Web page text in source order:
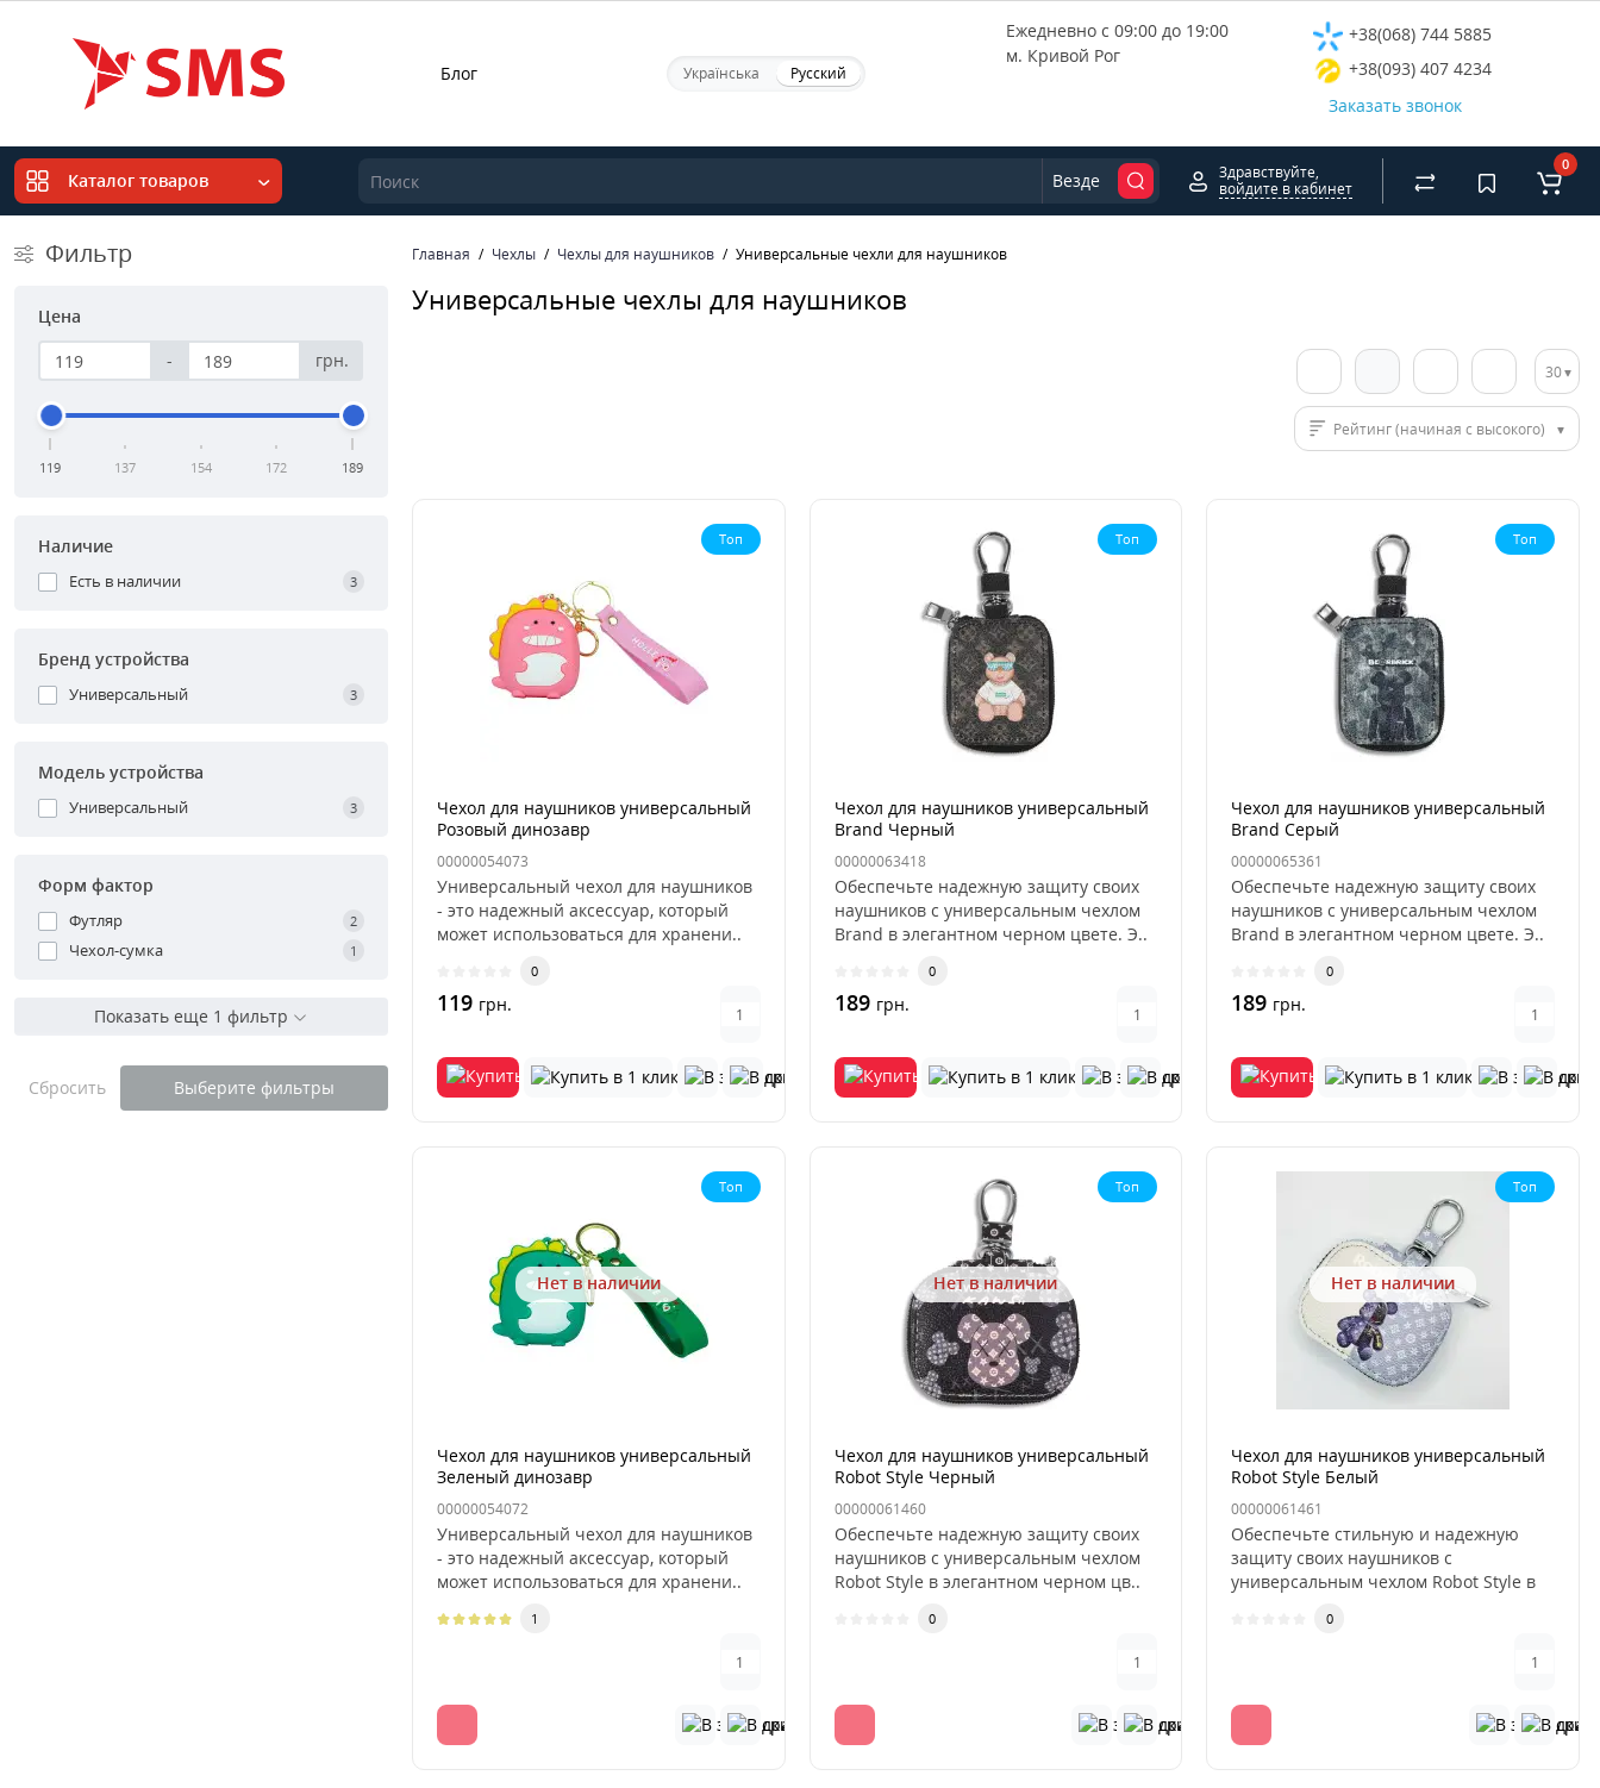
Блог Українська Русский
Ежедневно с 09:00 до 19:00
м. Кривой Рог
+38(068) 744 5885
+38(093) 407 4234
Заказать звонок
Каталог товаров Везде
Здравствуйте,
войдите в кабинет
0
Фильтр
Цена
-
грн.
119 137 154 172 189
Наличие
Есть в наличии 3
Бренд устройства
Универсальный 3
Модель устройства
Универсальный 3
Форм фактор
Футляр 2
Чехол-сумка 1
Показать еще 1 фильтр
Сбросить Выберите фильтры
Главная Чехлы Чехлы для наушников Универсальные чехли для наушников
Универсальные чехлы для наушников
30
Рейтинг (начиная с высокого)
Топ
Чехол для наушников универсальный
Розовый динозавр
00000054073
Универсальный чехол для наушников
- это надежный аксессуар, который
может использоваться для хранени..
0
119 грн.
Топ
Чехол для наушников универсальный
Brand Черный
00000063418
Обеспечьте надежную защиту своих
наушников с универсальным чехлом
Brand в элегантном черном цвете. Э..
0
189 грн.
Топ
Чехол для наушников универсальный
Brand Серый
00000065361
Обеспечьте надежную защиту своих
наушников с универсальным чехлом
Brand в элегантном черном цвете. Э..
0
189 грн.
Топ
Нет в наличии
Чехол для наушников универсальный
Зеленый динозавр
00000054072
Универсальный чехол для наушников
- это надежный аксессуар, который
может использоваться для хранени..
1
Топ
Нет в наличии
Чехол для наушников универсальный
Robot Style Черный
00000061460
Обеспечьте надежную защиту своих
наушников с универсальным чехлом
Robot Style в элегантном черном цв..
0
Топ
Нет в наличии
Чехол для наушников универсальный
Robot Style Белый
00000061461
Обеспечьте стильную и надежную
защиту своих наушников с
универсальным чехлом Robot Style в
0